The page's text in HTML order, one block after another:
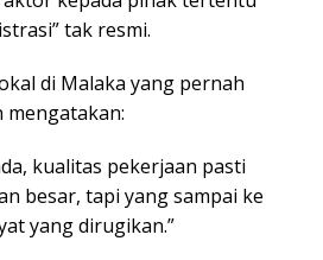
tak resmi.
di Malaka yang pernah
kualitas pekerjaan pasti
besar, tapi yang sampai ke
yang dirugikan.”